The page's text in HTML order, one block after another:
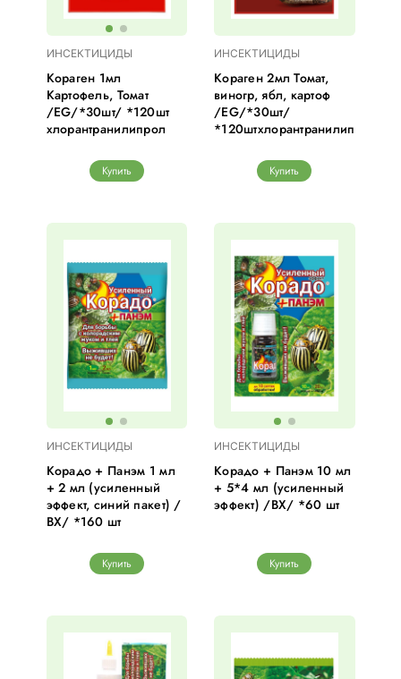
ИНСЕКТИЦИДЫ
Кораген 1мл
Картофель, Томат
/EG/*30шт/ *120шт
хлорантранилипрол
Купить
ИНСЕКТИЦИДЫ
Кораген 2мл Томат,
виногр, ябл, картоф
/EG/*30шт/
*120штхлорантранилипрол
Купить
ИНСЕКТИЦИДЫ
Корадо + Панэм 1 мл
+ 2 мл (усиленный
эффект, синий пакет) /
ВХ/ *160 шт
Купить
ИНСЕКТИЦИДЫ
Корадо + Панэм 10 мл
+ 5*4 мл (усиленный
эффект) /ВХ/ *60 шт
Купить